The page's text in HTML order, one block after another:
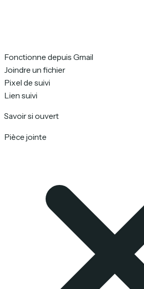
Fonctionne depuis Gmail
Joindre un fichier
Pixel de suivi
Lien suivi
Savoir si ouvert
Pièce jointe